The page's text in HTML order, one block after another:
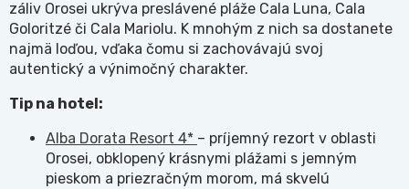
záliv Orosei ukrýva preslávené pláže Cala Luna, Cala
Goloritzé či Cala Mariolu. K mnohým z nich sa dostanete
najmä loďou, vďaka čomu si zachovávajú svoj
autentický a výnimočný charakter.
Tip na hotel:
Alba Dorata Resort 4* – príjemný rezort v oblasti
Orosei, obklopený krásnymi plážami s jemným
pieskom a priezračným morom, má skvelú